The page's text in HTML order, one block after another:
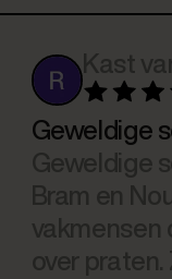
Kast
Geweldige
Geweldige
Bram en
vakmensen
over